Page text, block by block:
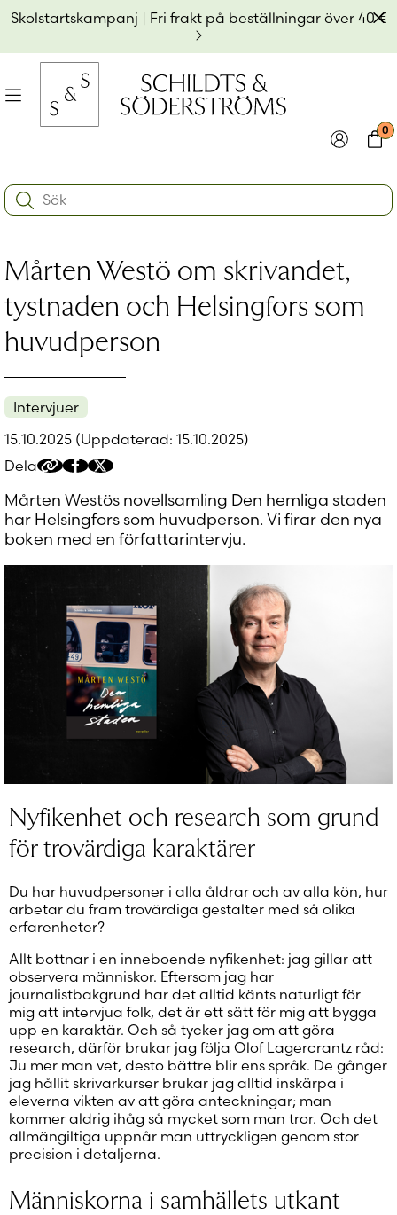
Skolstartskampanj | Fri frakt på beställningar över 40 €
Hoppa
till
Lösenord*
Kom ihåg mig
Glömt ditt lösenord?
Har du inget konto?
Skapa nytt konto
0
Search:
Mårten Westö om skrivandet,
tystnaden och Helsingfors som
huvudperson
Intervjuer
15.10.2025 (Uppdaterad: 15.10.2025)
Dela
Kopiera
delningslänk
Dela
på
Facebook
Dela
på
Twitter/X
Mårten Westös novellsamling Den hemliga staden
har Helsingfors som huvudperson. Vi firar den nya
boken med en författarintervju.
Nyfikenhet och research som grund
för trovärdiga karaktärer
Du har huvudpersoner i alla åldrar och av alla kön, hur
arbetar du fram trovärdiga gestalter med så olika
erfarenheter?
Allt bottnar i en inneboende nyfikenhet: jag gillar att
observera människor. Eftersom jag har
journalistbakgrund har det alltid känts naturligt för
mig att intervjua folk, det är ett sätt för mig att bygga
upp en karaktär. Och så tycker jag om att göra
research, därför brukar jag följa Olof Lagercrantz råd:
Ju mer man vet, desto bättre blir ens språk. De gånger
jag hållit skrivarkurser brukar jag alltid inskärpa i
eleverna vikten av att göra anteckningar; man
kommer aldrig ihåg så mycket som man tror. Och det
allmängiltiga uppnår man uttryckligen genom stor
precision i detaljerna.
Människorna i samhällets utkant